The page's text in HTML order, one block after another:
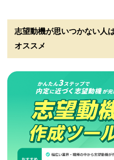
志望動機が思いつかない人
オススメ